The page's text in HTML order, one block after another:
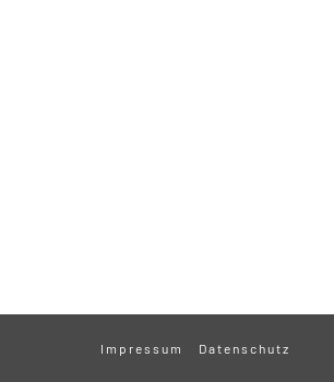
Impressum Datenschutz